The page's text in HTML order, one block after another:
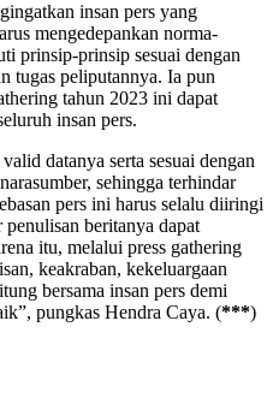
insan pers yang
mengedepankan norma-
prinsip-prinsip sesuai dengan
tugas peliputannya. Ia pun
tahun 2023 ini dapat
insan pers.
datanya serta sesuai dengan
sehingga terhindar
pers ini harus selalu diiringi
beritanya dapat
itu, melalui press gathering
keakraban, kekeluargaan
bersama insan pers demi
pungkas Hendra Caya. (***)